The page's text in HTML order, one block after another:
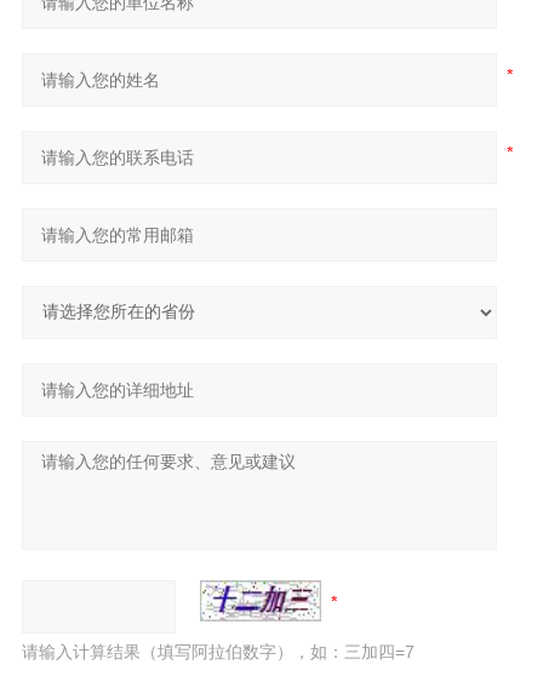
请输入计算结果（填写阿拉伯数字），如：三加四=7